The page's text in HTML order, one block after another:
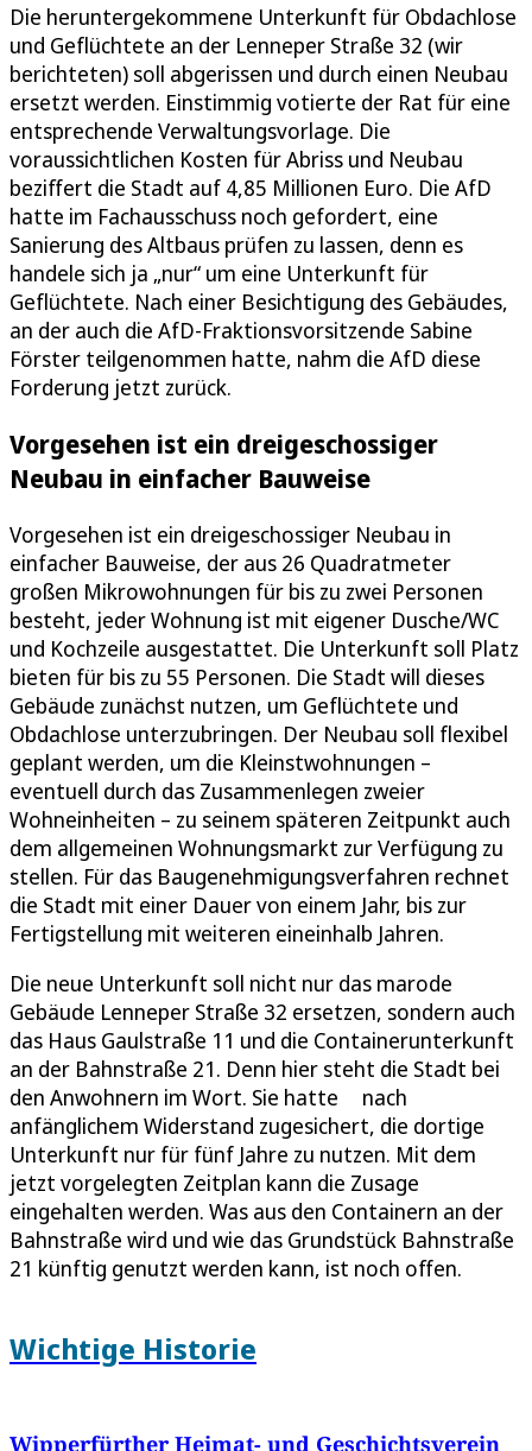
Die heruntergekommene Unterkunft für Obdachlose
und Geflüchtete an der Lenneper Straße 32 (wir
berichteten) soll abgerissen und durch einen Neubau
ersetzt werden. Einstimmig votierte der Rat für eine
entsprechende Verwaltungsvorlage. Die
voraussichtlichen Kosten für Abriss und Neubau
beziffert die Stadt auf 4,85 Millionen Euro. Die AfD
hatte im Fachausschuss noch gefordert, eine
Sanierung des Altbaus prüfen zu lassen, denn es
handele sich ja „nur“ um eine Unterkunft für
Geflüchtete. Nach einer Besichtigung des Gebäudes,
an der auch die AfD-Fraktionsvorsitzende Sabine
Förster teilgenommen hatte, nahm die AfD diese
Forderung jetzt zurück.
Vorgesehen ist ein dreigeschossiger
Neubau in einfacher Bauweise
Vorgesehen ist ein dreigeschossiger Neubau in
einfacher Bauweise, der aus 26 Quadratmeter
großen Mikrowohnungen für bis zu zwei Personen
besteht, jeder Wohnung ist mit eigener Dusche/WC
und Kochzeile ausgestattet. Die Unterkunft soll Platz
bieten für bis zu 55 Personen. Die Stadt will dieses
Gebäude zunächst nutzen, um Geflüchtete und
Obdachlose unterzubringen. Der Neubau soll flexibel
geplant werden, um die Kleinstwohnungen –
eventuell durch das Zusammenlegen zweier
Wohneinheiten – zu seinem späteren Zeitpunkt auch
dem allgemeinen Wohnungsmarkt zur Verfügung zu
stellen. Für das Baugenehmigungsverfahren rechnet
die Stadt mit einer Dauer von einem Jahr, bis zur
Fertigstellung mit weiteren eineinhalb Jahren.
Die neue Unterkunft soll nicht nur das marode
Gebäude Lenneper Straße 32 ersetzen, sondern auch
das Haus Gaulstraße 11 und die Containerunterkunft
an der Bahnstraße 21. Denn hier steht die Stadt bei
den Anwohnern im Wort. Sie hatte nach
anfänglichem Widerstand zugesichert, die dortige
Unterkunft nur für fünf Jahre zu nutzen. Mit dem
jetzt vorgelegten Zeitplan kann die Zusage
eingehalten werden. Was aus den Containern an der
Bahnstraße wird und wie das Grundstück Bahnstraße
21 künftig genutzt werden kann, ist noch offen.
Wichtige Historie
Wipperfürther Heimat- und Geschichtsverein